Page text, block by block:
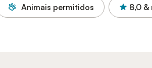
Animais permitidos 8,0 &